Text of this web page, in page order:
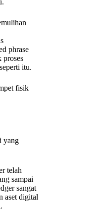
phrase
proses
itu.
fisik
yang
telah
sampai
sangat
aset digital